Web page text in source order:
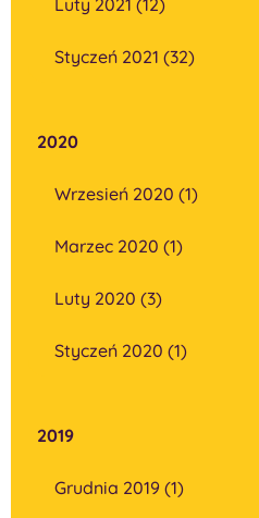
Styczeń 2021 (32)
2020
Wrzesień 2020 (1)
Marzec 2020 (1)
Luty 2020 (3)
Styczeń 2020 (1)
2019
Grudnia 2019 (1)